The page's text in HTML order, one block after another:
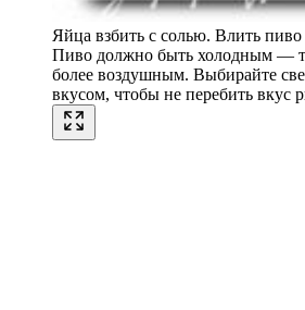
Яйца взбить с солью. Влить пиво
Пиво должно быть холодным —
более воздушным. Выбирайте
вкусом, чтобы не перебить вкус